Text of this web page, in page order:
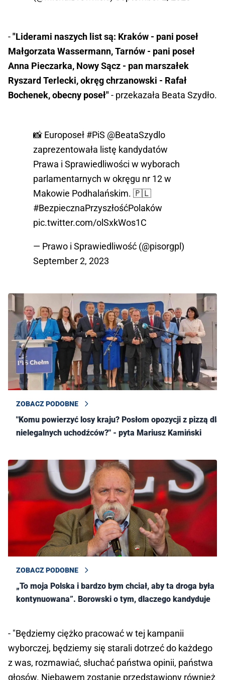
-"Liderami naszych list są: Kraków - pani poseł
Małgorzata Wassermann, Tarnów - pani poseł
Anna Pieczarka, Nowy Sącz - pan marszałek
Ryszard Terlecki, okręg chrzanowski - Rafał
Bochenek, obecny poseł"- przekazała Beata Szydło.
📸 Europoseł #PiS @BeataSzydlo
zaprezentowała listę kandydatów
Prawa i Sprawiedliwości w wyborach
parlamentarnych w okręgu nr 12 w
Makowie Podhalańskim. 🇵🇱
#BezpiecznaPrzyszłośćPolaków
pic.twitter.com/olSxkWos1C
— Prawo i Sprawiedliwość (@pisorgpl)
September 2, 2023
ZOBACZ PODOBNE
"Komu powierzyć losy kraju? Posłom opozycji z pizzą dla
nielegalnych uchodźców?" - pyta Mariusz Kamiński
ZOBACZ PODOBNE
„To moja Polska i bardzo bym chciał, aby ta droga była
kontynuowana”. Borowski o tym, dlaczego kandyduje
- "Będziemy ciężko pracować w tej kampanii
wyborczej, będziemy się starali dotrzeć do każdego
z was, rozmawiać, słuchać państwa opinii, państwa
głosów. Niebawem zostanie przedstawiony również